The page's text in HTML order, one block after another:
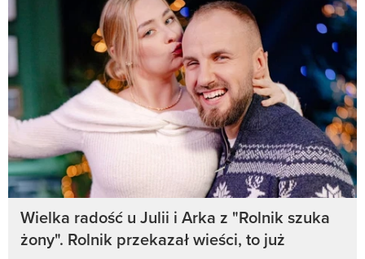
Wielka radość u Julii i Arka z "Rolnik szuka
żony". Rolnik przekazał wieści, to już